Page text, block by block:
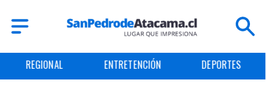
ENTRETENCIÓN DEPORTES CULTURA